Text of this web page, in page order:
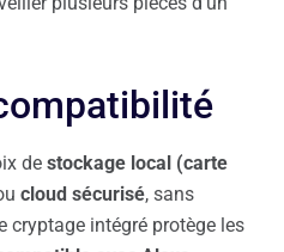
de stockage local (carte
cloud sécurisé, sans
cryptage intégré protège les